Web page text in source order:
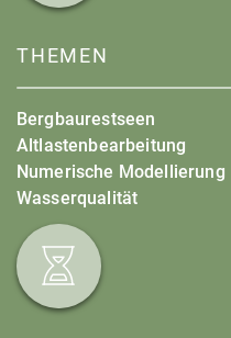
THEMEN
Bergbaurestseen
Altlastenbearbeitung
Numerische Modellierung
Wasserqualität